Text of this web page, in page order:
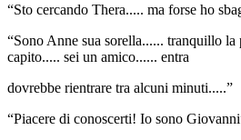
“Sto cercando Thera..... ma forse ho
“Sono Anne sua sorella...... tranquillo la
capito..... sei un amico...... entra
dovrebbe rientrare tra alcuni minuti.....”
“Piacere di conoscerti! Io sono